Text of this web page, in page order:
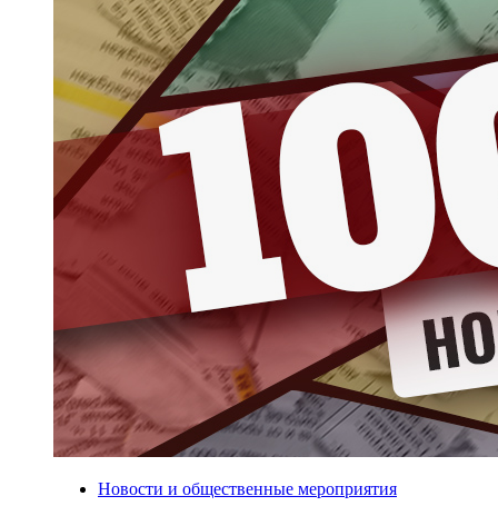
Новости и общественные мероприятия